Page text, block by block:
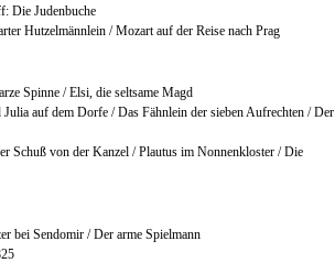
Die Judenbuche
Hutzelmännlein / Mozart auf der Reise nach Prag
Spinne / Elsi, die seltsame Magd
auf dem Dorfe / Das Fähnlein der sieben Aufrechten / Der
Schuß von der Kanzel / Plautus im Nonnenkloster / Die
bei Sendomir / Der arme Spielmann